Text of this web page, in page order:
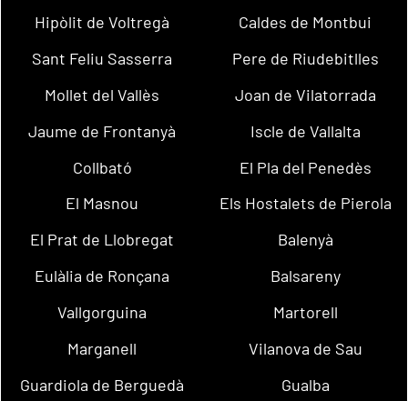
Hipòlit de Voltregà
Caldes de Montbui
Sant Feliu Sasserra
Pere de Riudebitlles
Mollet del Vallès
Joan de Vilatorrada
Jaume de Frontanyà
Iscle de Vallalta
Collbató
El Pla del Penedès
El Masnou
Els Hostalets de Pierola
El Prat de Llobregat
Balenyà
Eulàlia de Ronçana
Balsareny
Vallgorguina
Martorell
Marganell
Vilanova de Sau
Guardiola de Berguedà
Gualba